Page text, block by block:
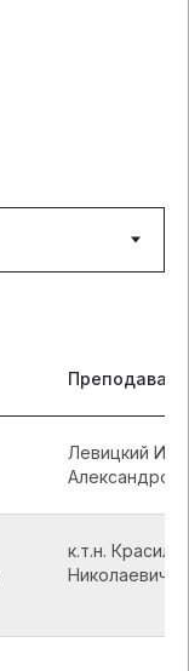
Левицкий
к.т.н.
Николаевич